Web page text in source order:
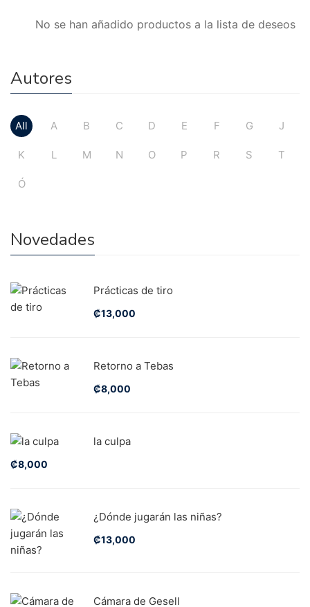
No se han añadido productos a la lista de deseos
Autores
All A B C D E F G J
K L M N O P R S T
Ó
Novedades
Prácticas de tiro
₡13,000
Retorno a Tebas
₡8,000
la culpa
₡8,000
¿Dónde jugarán las niñas?
₡13,000
Cámara de Gesell